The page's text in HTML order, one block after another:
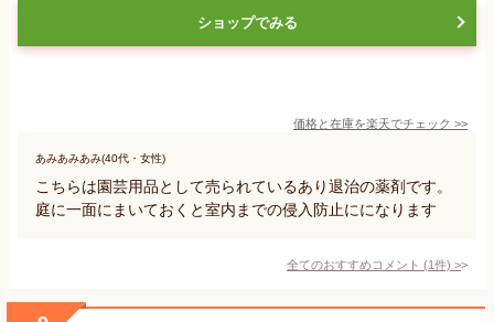
ショップでみる
価格と在庫を楽天でチェック >>
あみあみあみ(40代・女性)
こちらは園芸用品として売られているあり退治の薬剤です。
庭に一面にまいておくと室内までの侵入防止にになります
全てのおすすめコメント (1件) >